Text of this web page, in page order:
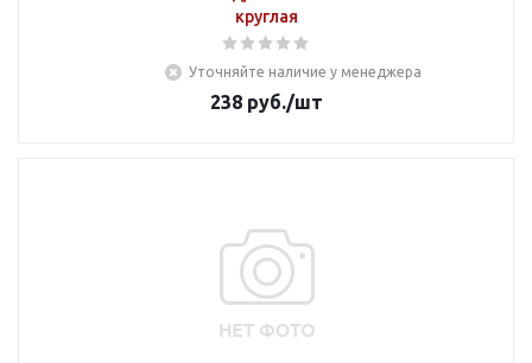
круглая
Уточняйте наличие у менеджера
238 руб./шт